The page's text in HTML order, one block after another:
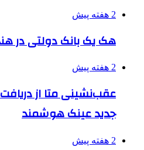
2 هفته پیش
هک یک بانک دولتی در
2 هفته پیش
عقب‌نشینی متا از
جدید عینک هوشمند
2 هفته پیش